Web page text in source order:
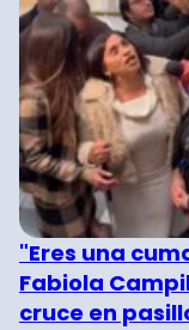
"Eres una
Fabiola
cruce en